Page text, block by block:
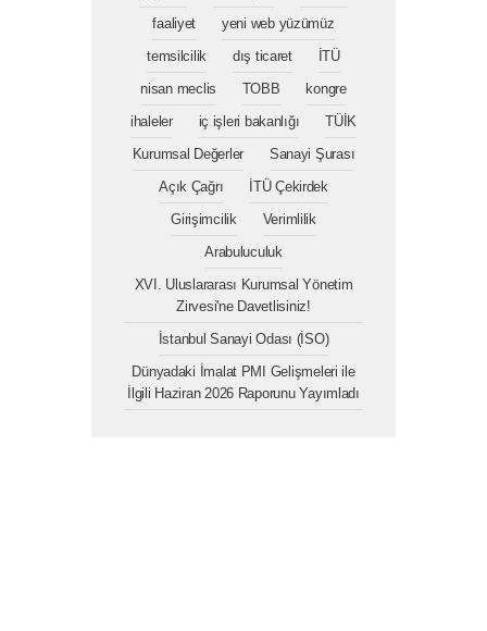
faaliyet
yeni web yüzümüz
temsilcilik
dış ticaret
İTÜ
nisan meclis
TOBB
kongre
ihaleler
iç işleri bakanlığı
TÜİK
Kurumsal Değerler
Sanayi Şurası
Açık Çağrı
İTÜ Çekirdek
Girişimcilik
Verimlilik
Arabuluculuk
XVI. Uluslararası Kurumsal Yönetim
Zirvesi'ne Davetlisiniz!
İstanbul Sanayi Odası (İSO)
Dünyadaki İmalat PMI Gelişmeleri ile
İlgili Haziran 2026 Raporunu Yayımladı